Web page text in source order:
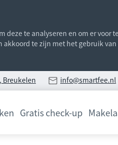
te analyseren en om er voor
te zijn met het gebruik
Breukelen info@smartfee.nl
Gratis check-up